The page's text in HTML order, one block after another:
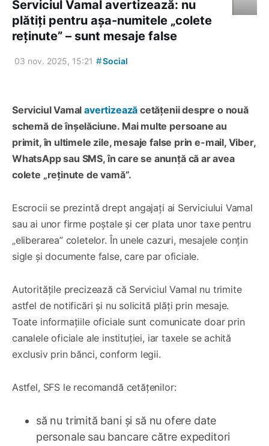
Serviciul Vamal avertizează: nu
plătiți pentru așa-numitele „colete
reținute” – sunt mesaje false
03 nov. 2025, 15:21 #Social
Serviciul Vamal avertizează cetățenii despre o nouă
schemă de înșelăciune. Mai multe persoane au
primit, în ultimele zile, mesaje false prin e-mail, Viber,
WhatsApp sau SMS, în care se anunță că ar avea
colete „reținute de vamă”.
Escrocii se prezintă drept angajați ai Serviciului Vamal
sau ai unor firme poștale și cer plata unor taxe pentru
„eliberarea” coletelor. În unele cazuri, mesajele conțin
sigle și documente false, care par oficiale.
Autoritățile precizează că Serviciul Vamal nu trimite
astfel de notificări și nu solicită plăți prin mesaje.
Toate informațiile oficiale sunt comunicate doar prin
canalele oficiale ale instituției, iar taxele se achită
exclusiv prin bănci, conform legii.
Astfel, SFS le recomandă cetățenilor:
să nu trimită bani și să nu ofere date
personale sau bancare către expeditori